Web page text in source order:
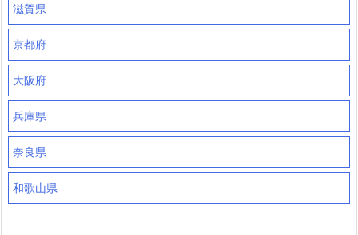
滋賀県
京都府
大阪府
兵庫県
奈良県
和歌山県